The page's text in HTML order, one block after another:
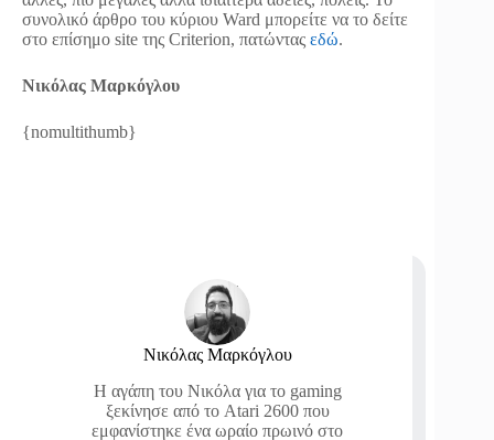
συνολικό άρθρο του κύριου Ward μπορείτε να το δείτε
στο επίσημο site της Criterion, πατώντας εδώ.
Νικόλας Μαρκόγλου
{nomultithumb}
Νικόλας Μαρκόγλου
Η αγάπη του Νικόλα για το gaming
ξεκίνησε από το Atari 2600 που
εμφανίστηκε ένα ωραίο πρωινό στο